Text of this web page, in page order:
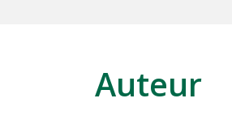
Auteur